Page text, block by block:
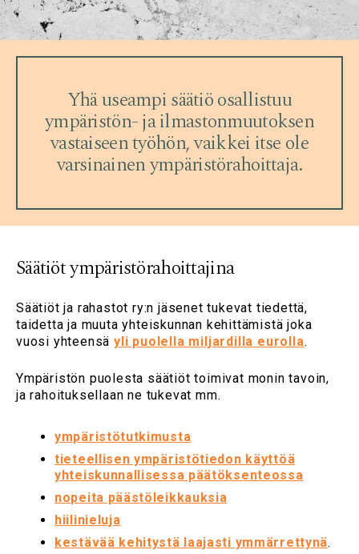
Yhä useampi säätiö osallistuu
ympäristön- ja ilmastonmuutoksen
vastaiseen työhön, vaikkei itse ole
varsinainen ympäristörahoittaja.
Säätiöt ympäristörahoittajina
Säätiöt ja rahastot ry:n jäsenet tukevat tiedettä,
taidetta ja muuta yhteiskunnan kehittämistä joka
vuosi yhteensäyli puolella miljardilla eurolla.
Ympäristön puolesta säätiöt toimivat monin tavoin,
ja rahoituksellaan ne tukevat mm.
ympäristötutkimusta
tieteellisen ympäristötiedon käyttöä
yhteiskunnallisessa päätöksenteossa
nopeita päästöleikkauksia
hiilinieluja
kestävää kehitystä laajasti ymmärrettynä.